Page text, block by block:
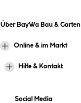
Über BayWa Bau & Garten
Online & im Markt
Hilfe & Kontakt
Social Media